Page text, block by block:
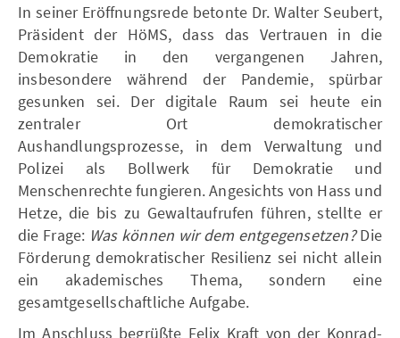
In seiner Eröffnungsrede betonte Dr. Walter Seubert,
Präsident der HöMS, dass das Vertrauen in die
Demokratie in den vergangenen Jahren,
insbesondere während der Pandemie, spürbar
gesunken sei. Der digitale Raum sei heute ein
zentraler Ort demokratischer
Aushandlungsprozesse, in dem Verwaltung und
Polizei als Bollwerk für Demokratie und
Menschenrechte fungieren. Angesichts von Hass und
Hetze, die bis zu Gewaltaufrufen führen, stellte er
die Frage: Was können wir dem entgegensetzen?Die
Förderung demokratischer Resilienz sei nicht allein
ein akademisches Thema, sondern eine
gesamtgesellschaftliche Aufgabe.
Im Anschluss begrüßte Felix Kraft von der Konrad-